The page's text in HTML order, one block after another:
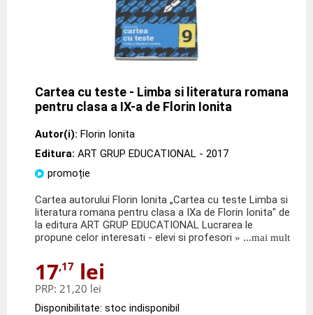
Cartea cu teste - Limba si literatura romana
pentru clasa a IX-a de Florin Ionita
Autor(i): Florin Ionita
Editura: ART GRUP EDUCATIONAL - 2017
promoție
Cartea autorului Florin Ionita „Cartea cu teste Limba si
literatura romana pentru clasa a IXa de Florin Ionita" de
la editura ART GRUP EDUCATIONAL Lucrarea le
propune celor interesati - elevi si profesori » ...mai mult
17,17 lei
PRP: 21,20 lei
Disponibilitate: stoc indisponibil